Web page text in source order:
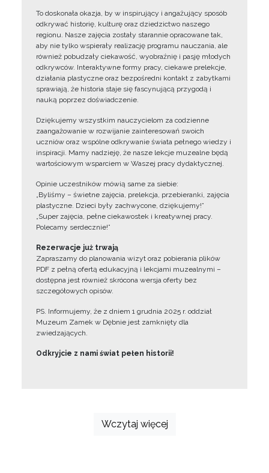
To doskonała okazja, by w inspirujący i angażujący sposób
odkrywać historię, kulturę oraz dziedzictwo naszego
regionu. Nasze zajęcia zostały starannie opracowane tak,
aby nie tylko wspierały realizację programu nauczania, ale
również pobudzały ciekawość, wyobraźnię i pasję młodych
odkrywców. Interaktywne formy pracy, ciekawe prelekcje,
działania plastyczne oraz bezpośredni kontakt z zabytkami
sprawiają, że historia staje się fascynującą przygodą i
nauką poprzez doświadczenie.
Dziękujemy wszystkim nauczycielom za codzienne
zaangażowanie w rozwijanie zainteresowań swoich
uczniów oraz wspólne odkrywanie świata pełnego wiedzy i
inspiracji. Mamy nadzieję, że nasze lekcje muzealne będą
wartościowym wsparciem w Waszej pracy dydaktycznej.
Opinie uczestników mówią same za siebie:
„Byliśmy – świetne zajęcia, prelekcja, przebieranki, zajęcia
plastyczne. Dzieci były zachwycone, dziękujemy!”
„Super zajęcia, pełne ciekawostek i kreatywnej pracy.
Polecamy serdecznie!”
Rezerwacje już trwają
Zapraszamy do planowania wizyt oraz pobierania plików
PDF z pełną ofertą edukacyjną i lekcjami muzealnymi –
dostępna jest również skrócona wersja oferty bez
szczegółowych opisów.
PS. Informujemy, że z dniem 1 grudnia 2025 r. oddział
Muzeum Zamek w Dębnie jest zamknięty dla
zwiedzających.
Odkryjcie z nami świat pełen historii!
Wczytaj więcej